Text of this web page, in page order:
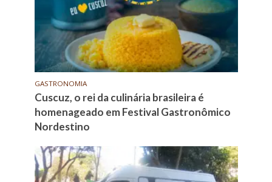
GASTRONOMIA
Cuscuz, o rei da culinária brasileira é
homenageado em Festival Gastronômico
Nordestino